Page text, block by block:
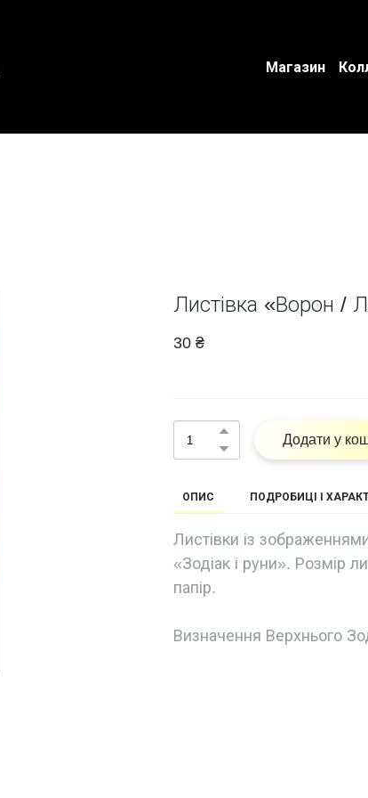
Магазин
Листівка «Ворон /
30 ₴
Додати у
ОПИС ПОДРОБИЦІ І
Листівки із
«Зодіак і руни». Розмір
папір.
Визначення Верхнього